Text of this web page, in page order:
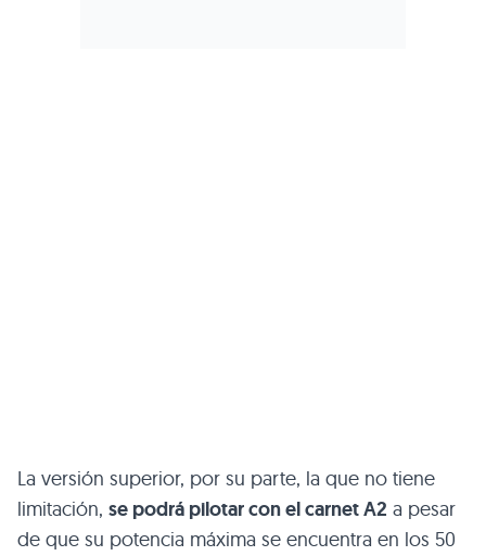
La versión superior, por su parte, la que no tiene
limitación, se podrá pilotar con el carnet A2 a pesar
de que su potencia máxima se encuentra en los 50